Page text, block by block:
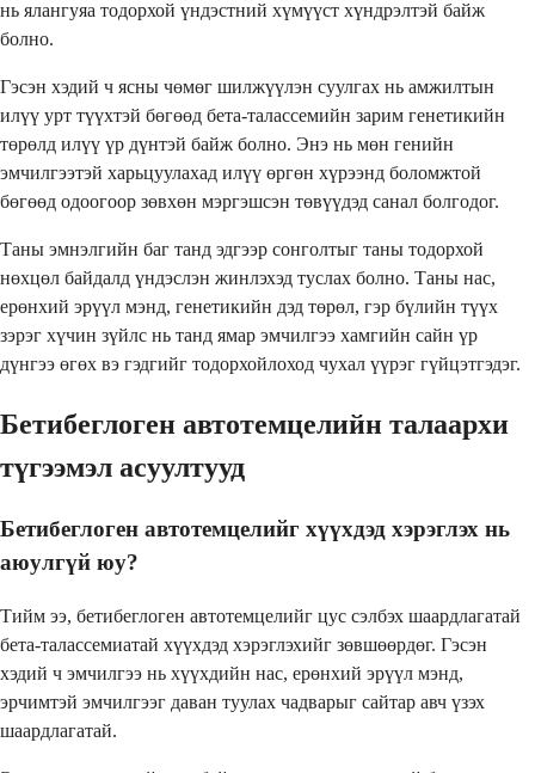
нь ялангуяа тодорхой үндэстний хүмүүст хүндрэлтэй байж
болно.
Гэсэн хэдий ч ясны чөмөг шилжүүлэн суулгах нь амжилтын
илүү урт түүхтэй бөгөөд бета-талассемийн зарим генетикийн
төрөлд илүү үр дүнтэй байж болно. Энэ нь мөн генийн
эмчилгээтэй харьцуулахад илүү өргөн хүрээнд боломжтой
бөгөөд одоогоор зөвхөн мэргэшсэн төвүүдэд санал болгодог.
Таны эмнэлгийн баг танд эдгээр сонголтыг таны тодорхой
нөхцөл байдалд үндэслэн жинлэхэд туслах болно. Таны нас,
ерөнхий эрүүл мэнд, генетикийн дэд төрөл, гэр бүлийн түүх
зэрэг хүчин зүйлс нь танд ямар эмчилгээ хамгийн сайн үр
дүнгээ өгөх вэ гэдгийг тодорхойлоход чухал үүрэг гүйцэтгэдэг.
Бетибеглоген автотемцелийн талаархи
түгээмэл асуултууд
Бетибеглоген автотемцелийг хүүхдэд хэрэглэх нь
аюулгүй юу?
Тийм ээ, бетибеглоген автотемцелийг цус сэлбэх шаардлагатай
бета-талассемиатай хүүхдэд хэрэглэхийг зөвшөөрдөг. Гэсэн
хэдий ч эмчилгээ нь хүүхдийн нас, ерөнхий эрүүл мэнд,
эрчимтэй эмчилгээг даван туулах чадварыг сайтар авч үзэх
шаардлагатай.